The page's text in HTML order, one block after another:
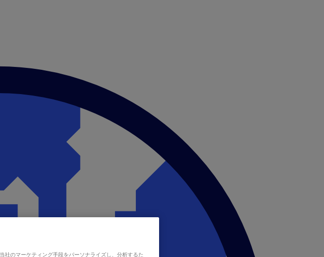
社のマーケティング手段をパーソナライズし、分析するた